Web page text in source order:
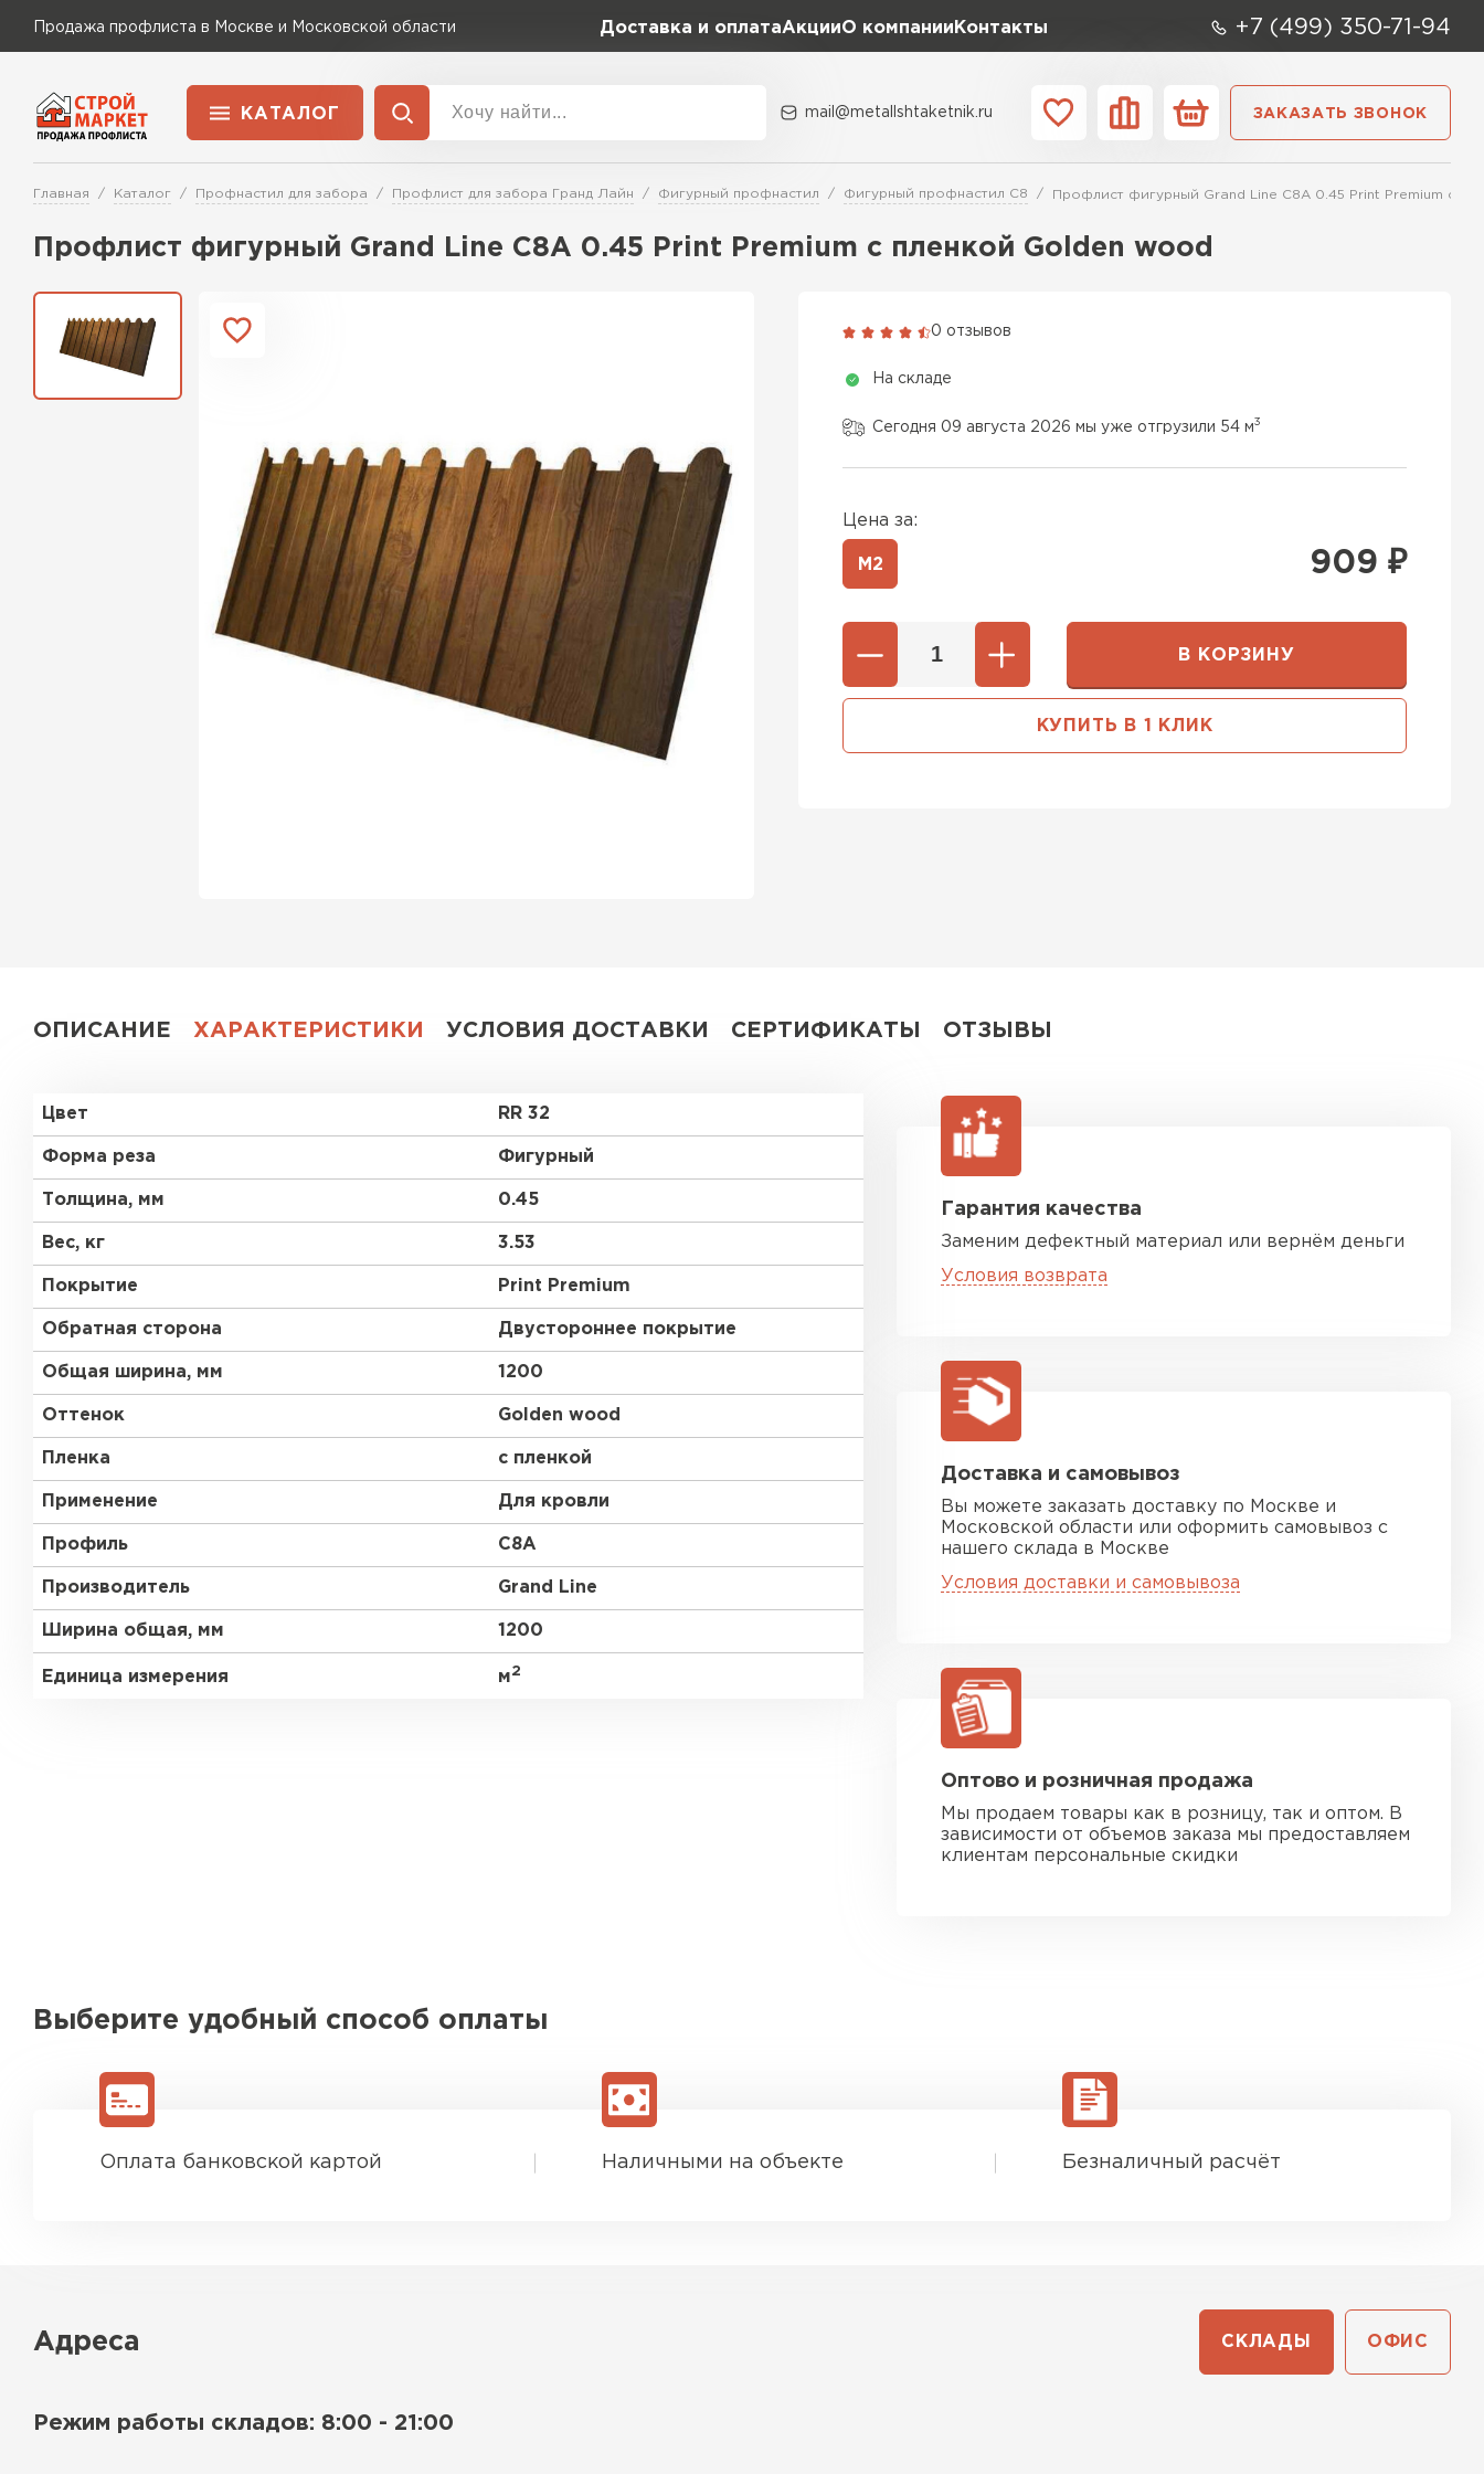
Продажа профлиста в Москве и Московской области Доставка и оплатаАкцииО компании Контакты +7 (499) 350-71-94
КАТАЛОГ
Применение
Для забора
Бренд
Гранд Лайн
mail@metallshtaketnik.ru ЗАКАЗАТЬ ЗВОНОК
Главная Каталог Профнастил для забора Профлист для забора Гранд Лайн Фигурный профнастил Фигурный профнастил C8 Профлист фигурный Grand Line C8А 0.45 Print Premium с
Профлист фигурный Grand Line C8А 0.45 Print Premium с пленкой Golden wood
0 отзывов
На складе
Сегодня 09 августа 2026 мы уже отгрузили 54 м3
Цена за:
М2 909 ₽
В КОРЗИНУ
КУПИТЬ В 1 КЛИК
ОПИСАНИЕ ХАРАКТЕРИСТИКИ УСЛОВИЯ ДОСТАВКИ СЕРТИФИКАТЫ ОТЗЫВЫ
Цвет RR 32
Форма реза Фигурный
Толщина, мм 0.45
Вес, кг 3.53
Покрытие Print Premium
Обратная сторона Двустороннее покрытие
Общая ширина, мм 1200
Оттенок Golden wood
Пленка с пленкой
Применение Для кровли
Профиль C8А
Производитель Grand Line
Ширина общая, мм 1200
Единица измерения м2
Гарантия качества
Заменим дефектный материал или вернём деньги
Условия возврата
Доставка и самовывоз
Вы можете заказать доставку по Москве и
Московской области или оформить самовывоз с
нашего склада в Москве
Условия доставки и самовывоза
Оптово и розничная продажа
Мы продаем товары как в розницу, так и оптом. В
зависимости от объемов заказа мы предоставляем
клиентам персональные скидки
Выберите удобный способ оплаты
Оплата банковской картой Наличными на объекте Безналичный расчёт
Адреса СКЛАДЫ ОФИС
Режим работы складов: 8:00 - 21:00